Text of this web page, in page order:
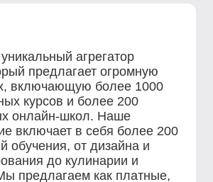
агрегатор
предлагает огромную
включающую более 1000
курсов и более 200
онлайн-школ. Наше
включает в себя более 200
обучения, от дизайна и
до кулинарии и
предлагаем как платные,